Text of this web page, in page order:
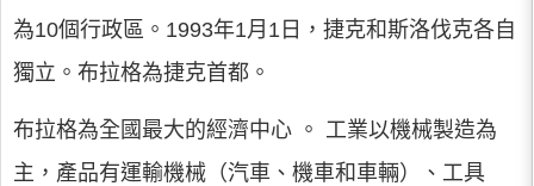
為10個行政區。1993年1月1日，捷克和斯洛伐克各自
獨立。布拉格為捷克首都。
布拉格為全國最大的經濟中心 。 工業以機械製造為
主，產品有運輸機械（汽車、機車和車輛）、工具